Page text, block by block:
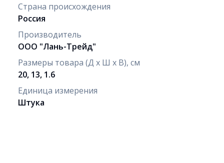
Страна происхождения
Россия
Производитель
ООО "Лань-Трейд"
Размеры товара (Д х Ш х В), см
20, 13, 1.6
Единица измерения
Штука